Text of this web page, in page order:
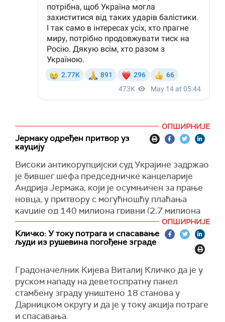
ОПШИРНИЈЕ
Јермаку одређен притвор уз
кауцију
Високи антикорупцијски суд Украјине задржао
је бившег шефа председничке канцеларије
Андрија Јермака, који је осумњичен за прање
новца, у притвору с могућношћу плаћања
кауције од 140 милиона гривни (2,7 милиона
евра).
Јермаку је изречена мера притвора од 60
дана. Према судској одлуци, Јермак мора да
пасоше. Такође му је забрањено да
комуницира са оптуженима у овом случају,
тачније са Тимуром Миндићем и Алексејем
Чернишовим.
ОПШИРНИЈЕ
Кличко: У току потрага и спасавање
људи из рушевина погођене зграде
Градоначелник Кијева Виталиј Кличко да је у
руском нападу на деветоспратну панел
стамбену зграду уништено 18 станова у
Дарницком округу и да је у току акција потраге
и спасавања.